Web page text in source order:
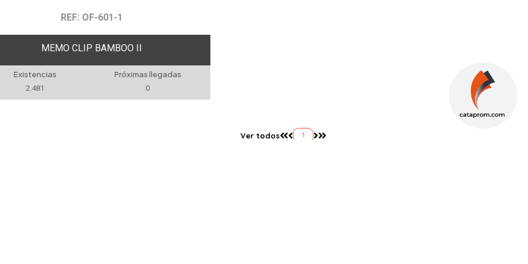
REF: OF-601-1
MEMO CLIP BAMBOO II
Existencias
2.481
Próximas llegadas
0
Ver todos 1